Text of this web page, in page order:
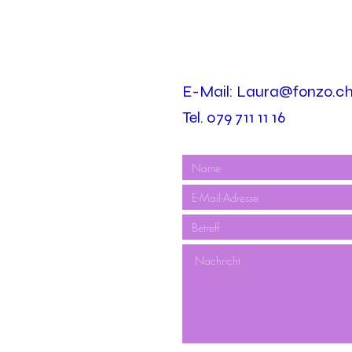
E-Mail:
Tel. 079 711 11 16